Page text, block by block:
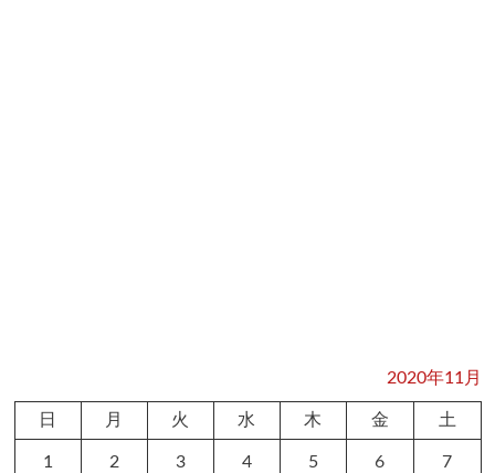
2020年11月
日 月 火 水 木 金 土
1 2 3 4 5 6 7